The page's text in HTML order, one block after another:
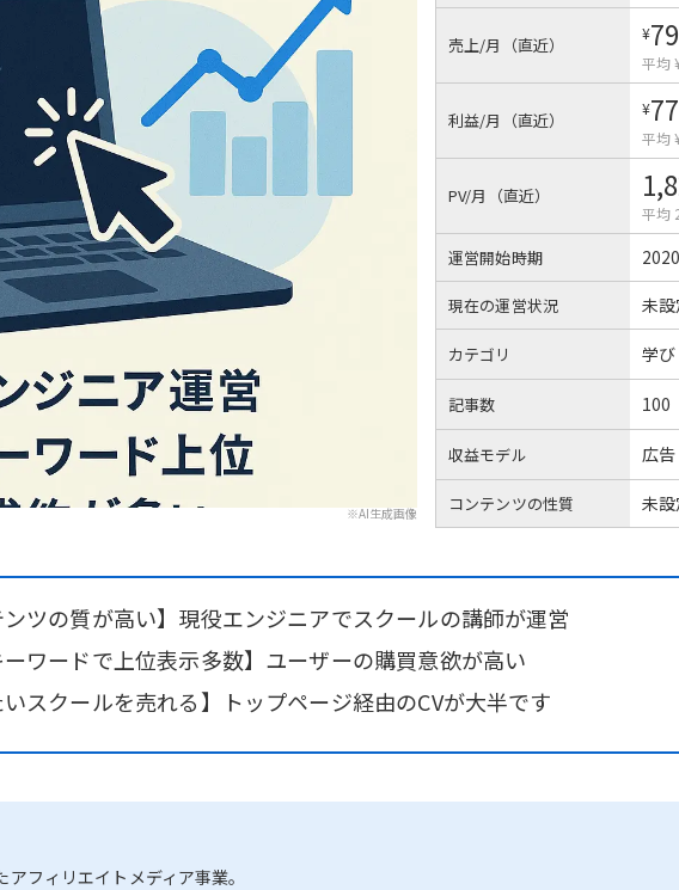
※AI生成画像
売上/月（直近）
¥
平均
利益/月（直近）
¥
平均
PV/月（直近）
平均
運営開始時期
現在の運営状況 未設
カテゴリ 学
記事数 100
収益モデル 広告
コンテンツの性質 未設
ンツの質が高い】現役エンジニアでスクールの講師が運営
ーワードで上位表示多数】ユーザーの購買意欲が高い
いスクールを売れる】トップページ経由のCVが大半です
フィリエイトメディア事業。